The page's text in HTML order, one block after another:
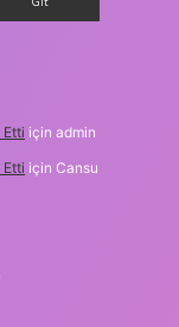
Etti için admin
Etti için Cansu